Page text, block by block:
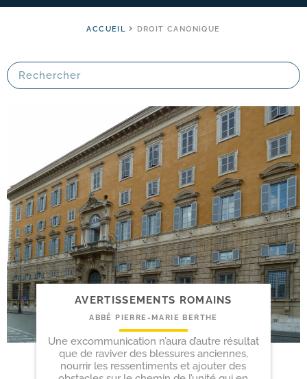
ACCUEIL DROIT CANONIQUE
AVERTISSEMENTS ROMAINS
ABBÉ PIERRE-MARIE BERTHE
Une excommunication n’aura d’autre résultat
que de raviver des blessures anciennes,
nourrir les ressentiments et ajouter des